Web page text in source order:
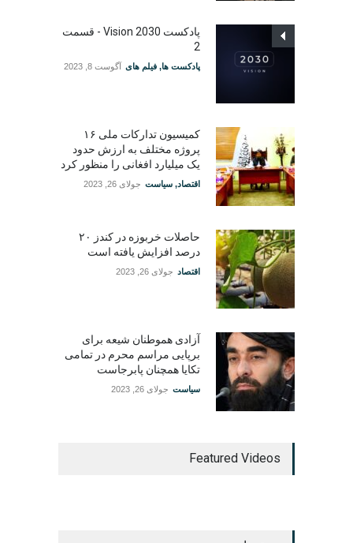
پادکست Vision 2030 - قسمت
2
پادکست ها, فیلم های آگوست 8, 2023
کمیسیون تدارکات ملی ۱۶
پروژه مختلف به ارزش حدود
یک میلیارد افغانی را منظور کرد
اقتصاد, سیاست جولای 26, 2023
حاصلات خربوزه در کندز ۲۰
درصد افزایش یافته است
اقتصاد جولای 26, 2023
آزادی هموطنان شیعه برای
برپایی مراسم محرم در تمامی
تکایا همچنان پابرجاست
سیاست جولای 26, 2023
Featured Videos